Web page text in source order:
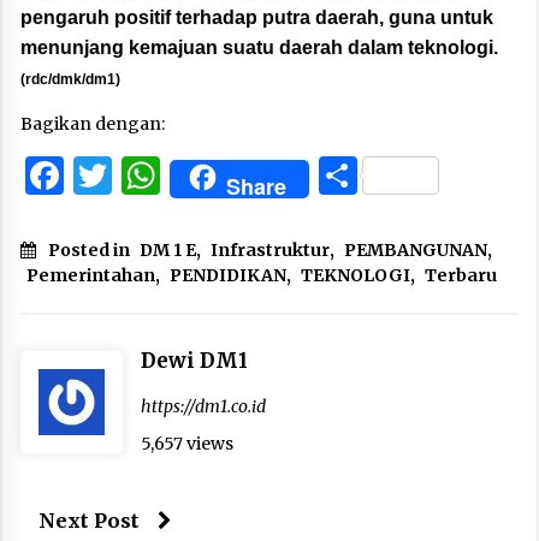
pengaruh positif terhadap putra daerah, guna untuk
menunjang kemajuan suatu daerah dalam teknologi.
(rdc/dmk/dm1)
Bagikan dengan:
Facebook
Twitter
WhatsApp
Share Share
Posted in DM 1 E, Infrastruktur, PEMBANGUNAN,
Pemerintahan, PENDIDIKAN, TEKNOLOGI, Terbaru
Dewi DM1
https://dm1.co.id
5,657 views
Next Post